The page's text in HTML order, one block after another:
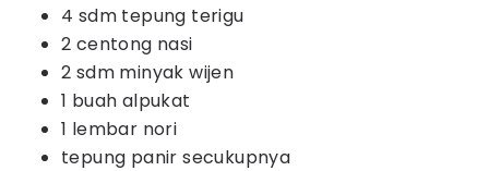
4 sdm tepung terigu
2 centong nasi
2 sdm minyak wijen
1 buah alpukat
1 lembar nori
tepung panir secukupnya